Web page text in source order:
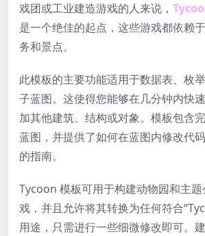
戏团或工业建造游戏的人来说，
是一个绝佳的起点，这些游戏都依赖
务和景点。
此模板的主要功能适用于数据表、枚
子蓝图。这使得您能够在几分钟内快
加其他建筑、结构或对象。模板包含
蓝图，并提供了如何在蓝图内修改代
的指南。
Tycoon 模板可用于构建动物园和主
戏，并且允许将其转换为任何符合
用途，只需进行一些细微修改即可。